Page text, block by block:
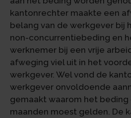
kantonrechter maakte een
belang van de werkgever bij
non-concurrentiebeding en
werknemer bij een vrije
afweging viel uit in het
werkgever. Wel vond de
werkgever onvoldoende
gemaakt waarom het beding
maanden moest gelden. De